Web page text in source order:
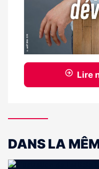
Lire
DANS LA